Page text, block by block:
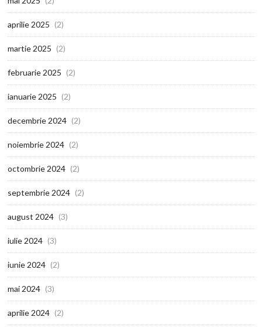
aprilie 2025 (2)
martie 2025 (2)
februarie 2025 (2)
ianuarie 2025 (2)
decembrie 2024 (2)
noiembrie 2024 (2)
octombrie 2024 (2)
septembrie 2024 (2)
august 2024 (3)
iulie 2024 (3)
iunie 2024 (2)
mai 2024 (3)
aprilie 2024 (2)